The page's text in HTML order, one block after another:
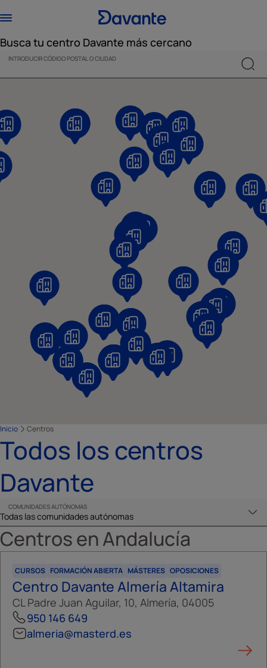
Busca tu centro Davante más cercano
INTRODUCIR CÓDIGO POSTAL O CIUDAD
Inicio Centros
Todos los centros
Davante
COMUNIDADES AUTÓNOMAS
Centros enAndalucía
CURSOS FORMACIÓN ABIERTA MÁSTERES OPOSICIONES
Centro Davante Almería Altamira
CL Padre Juan Aguilar, 10, Almería, 04005
950 146 649
almeria@masterd.es